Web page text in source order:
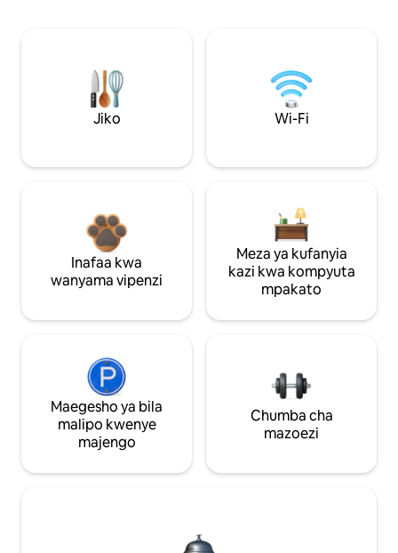
Jiko Wi-Fi
Inafaa kwa
wanyama vipenzi
Meza ya kufanyia
kazi kwa kompyuta
mpakato
Maegesho ya bila
malipo kwenye
majengo
Chumba cha
mazoezi